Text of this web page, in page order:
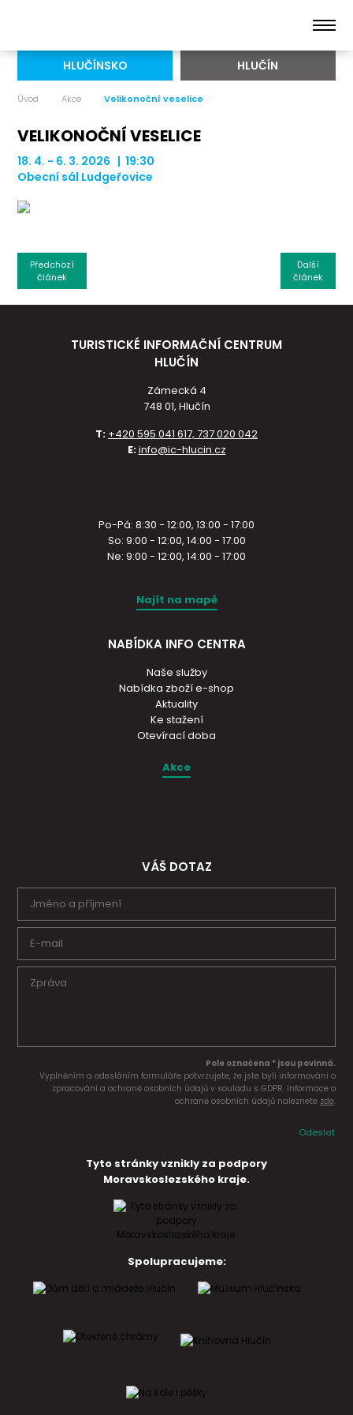
HLUČÍNSKO HLUČÍN
Úvod Akce Velikonoční veselice
VELIKONOČNÍ VESELICE
18. 4. - 6. 3. 2026 | 19:30
Obecní sál Ludgeřovice
Další
článek
Předchozí
článek
TURISTICKÉ INFORMAČNÍ CENTRUM
HLUČÍN
Zámecká 4
748 01, Hlučín
T: +420 595 041 617, 737 020 042
E:info@ic-hlucin.cz
Po-Pá: 8:30 - 12:00, 13:00 - 17:00
So: 9:00 - 12:00, 14:00 - 17:00
Ne: 9:00 - 12:00, 14:00 - 17:00
Najít na mapě
NABÍDKA INFO CENTRA
Naše služby
Nabídka zboží e-shop
Aktuality
Ke stažení
Otevírací doba
Akce
VÁŠ DOTAZ
Pole označena * jsou povinná.
Vyplněním a odesláním formuláře potvrzujete, že jste byli informováni o
zpracování a ochraně osobních údajů v souladu s GDPR. Informace o
ochraně osobních údajů naleznete zde.
Odeslat
Tyto stránky vznikly za podpory
Moravskoslezského kraje.
Spolupracujeme: